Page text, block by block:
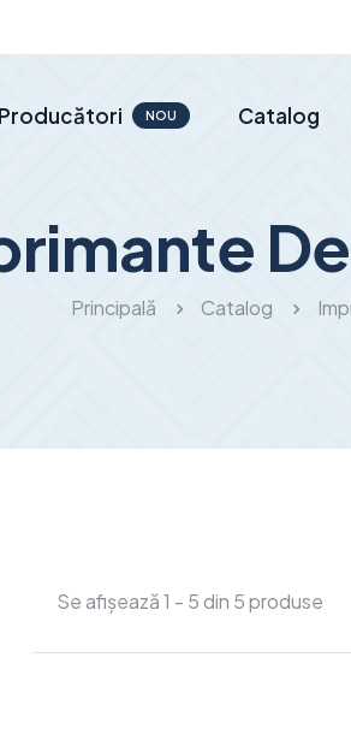
Producători NOU Catalog
Principală Catalog
Se afișează 1 - 5 din 5 produse